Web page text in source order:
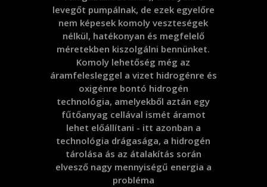
levegőt pumpálnak, de ezek egyelőre
nem képesek komoly veszteségek
nélkül, hatékonyan és megfelelő
méretekben kiszolgálni bennünket.
Komoly lehetőség még az
áramfelesleggel a vizet hidrogénre és
oxigénre bontó hidrogén
technológia, amelyekből aztán egy
fűtőanyag cellával ismét áramot
lehet előállítani - itt azonban a
technológia drágasága, a hidrogén
tárolása ás az átalakítás során
elvesző nagy mennyiségű energia a
probléma